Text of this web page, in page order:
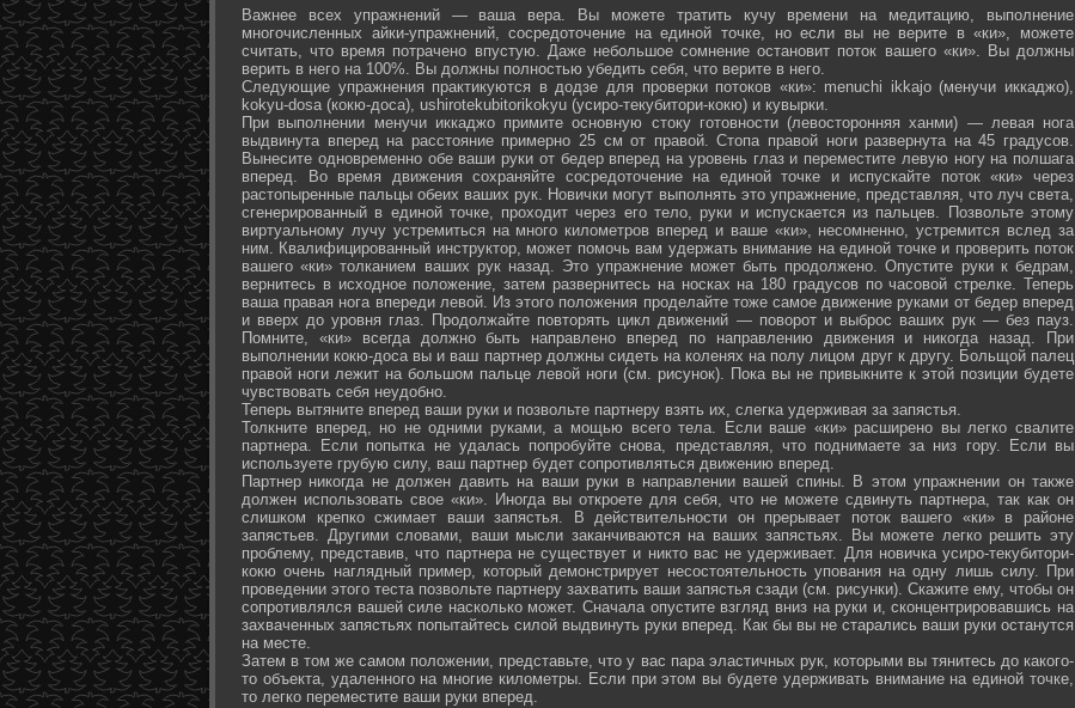
Важнее всех упражнений — ваша вера. Вы можете тратить кучу времени на медитацию, выполнение
многочисленных айки-упражнений, сосредоточение на единой точке, но если вы не верите в «ки», можете
считать, что время потрачено впустую. Даже небольшое сомнение остановит поток вашего «ки». Вы должны
верить в него на 100%. Вы должны полностью убедить себя, что верите в него.
Следующие упражнения практикуются в додзе для проверки потоков «ки»: menuchi ikkajo (менучи иккаджо),
kokyu-dosa (кокю-доса), ushiro­tekubitori­kokyu (усиро-текубитори-кокю) и кувырки.
При выполнении менучи иккаджо примите основную стоку готовности (левосторонняя ханми) — левая нога
выдвинута вперед на расстояние примерно 25 см от правой. Стопа правой ноги развернута на 45 градусов.
Вынесите одновременно обе ваши руки от бедер вперед на уровень глаз и переместите левую ногу на полшага
вперед. Во время движения сохраняйте сосредоточение на единой точке и испускайте поток «ки» через
растопыренные пальцы обеих ваших рук. Новички могут выполнять это упражнение, представляя, что луч света,
сгенерированный в единой точке, проходит через его тело, руки и испускается из пальцев. Позвольте этому
виртуальному лучу устремиться на много километров вперед и ваше «ки», несомненно, устремится вслед за
ним. Квалифицированный инструктор, может помочь вам удержать внимание на единой точке и проверить поток
вашего «ки» толканием ваших рук назад. Это упражнение может быть продолжено. Опустите руки к бедрам,
вернитесь в исходное положение, затем развернитесь на носках на 180 градусов по часовой стрелке. Теперь
ваша правая нога впереди левой. Из этого положения проделайте тоже самое движение руками от бедер вперед
и вверх до уровня глаз. Продолжайте повторять цикл движений — поворот и выброс ваших рук — без пауз.
Помните, «ки» всегда должно быть направлено вперед по направлению движения и никогда назад. При
выполнении кокю-доса вы и ваш партнер должны сидеть на коленях на полу лицом друг к другу. Больщой палец
правой ноги лежит на большом пальце левой ноги (см. рисунок). Пока вы не привыкните к этой позиции будете
чувствовать себя неудобно.
Теперь вытяните вперед ваши руки и позвольте партнеру взять их, слегка удерживая за запястья.
Толкните вперед, но не одними руками, а мощью всего тела. Если ваше «ки» расширено вы легко свалите
партнера. Если попытка не удалась попробуйте снова, представляя, что поднимаете за низ гору. Если вы
используете грубую силу, ваш партнер будет сопротивляться движению вперед.
Партнер никогда не должен давить на ваши руки в направлении вашей спины. В этом упражнении он также
должен использовать свое «ки». Иногда вы откроете для себя, что не можете сдвинуть партнера, так как он
слишком крепко сжимает ваши запястья. В действительности он прерывает поток вашего «ки» в районе
запястьев. Другими словами, ваши мысли заканчиваются на ваших запястьях. Вы можете легко решить эту
проблему, представив, что партнера не существует и никто вас не удерживает. Для новичка усиро-текубитори-
кокю очень наглядный пример, который демонстрирует несостоятельность упования на одну лишь силу. При
проведении этого теста позвольте партнеру захватить ваши запястья сзади (см. рисунки). Скажите ему, чтобы он
сопротивлялся вашей силе насколько может. Сначала опустите взгляд вниз на руки и, сконцентрировавшись на
захваченных запястьях попытайтесь силой выдвинуть руки вперед. Как бы вы не старались ваши руки останутся
на месте.
Затем в том же самом положении, представьте, что у вас пара эластичных рук, которыми вы тянитесь до какого-
то объекта, удаленного на многие километры. Если при этом вы будете удерживать внимание на единой точке,
то легко переместите ваши руки вперед.